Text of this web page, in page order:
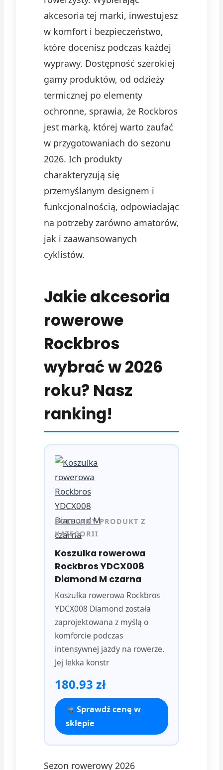
akcesoria tej marki, inwestujesz
w komfort i bezpieczeństwo,
które docenisz podczas każdej
wyprawy. Dostępność szerokiej
gamy produktów, od odzieży
termicznej po elementy
ochronne, sprawia, że Rockbros
jest marką, której warto zaufać
w przygotowaniach do sezonu
2026. Ich produkty
charakteryzują się
przemyślanym designem i
funkcjonalnością, odpowiadając
na potrzeby zarówno amatorów,
jak i zaawansowanych
cyklistów.
Jakie akcesoria
rowerowe
Rockbros
wybrać w 2026
roku? Nasz
ranking!
POLECANY PRODUKT Z
KATEGORII
Koszulka rowerowa
Rockbros YDCX008
Diamond M czarna
Koszulka rowerowa Rockbros
YDCX008 Diamond została
zaprojektowana z myślą o
komforcie podczas
intensywnej jazdy na rowerze.
Jej lekka konstr
180.93 zł
Sprawdź cenę w
sklepie
Sezon rowerowy 2026